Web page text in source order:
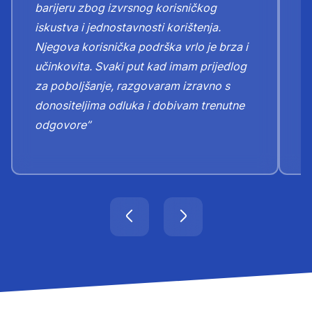
barijeru zbog izvrsnog korisničkog
iskustva i jednostavnosti korištenja.
Njegova korisnička podrška vrlo je brza i
učinkovita. Svaki put kad imam prijedlog
za poboljšanje, razgovaram izravno s
donositeljima odluka i dobivam trenutne
odgovore”